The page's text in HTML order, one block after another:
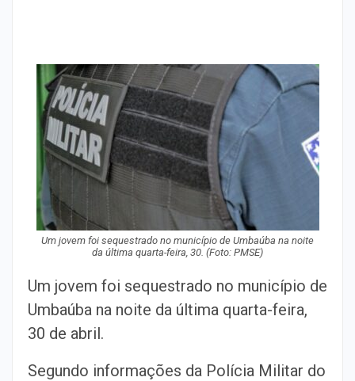
Um jovem foi sequestrado no município de Umbaúba na noite
da última quarta-feira, 30. (Foto: PMSE)
Um jovem foi sequestrado no município de
Umbaúba na noite da última quarta-feira,
30 de abril.
Segundo informações da Polícia Militar do